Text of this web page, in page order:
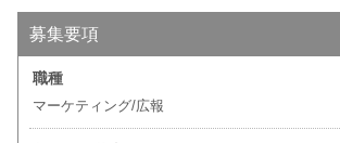
募集要項
職種
マーケティング/広報